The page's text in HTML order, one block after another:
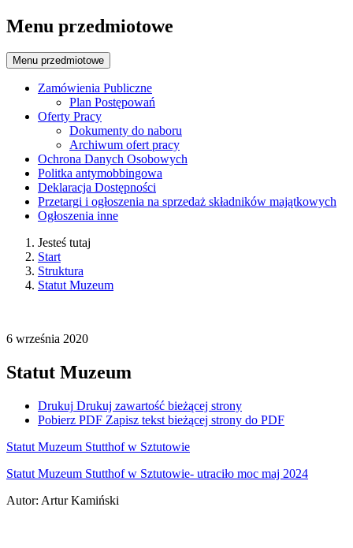
Menu przedmiotowe
Menu przedmiotowe
Zamówienia Publiczne
Plan Postępowań
Oferty Pracy
Dokumenty do naboru
Archiwum ofert pracy
Ochrona Danych Osobowych
Politka antymobbingowa
Deklaracja Dostępności
Przetargi i ogłoszenia na sprzedaż składników majątkowych
Ogłoszenia inne
Jesteś tutaj
Start
Struktura
Statut Muzeum
6 września 2020
Statut Muzeum
Drukuj Drukuj zawartość bieżącej strony
Pobierz PDF Zapisz tekst bieżącej strony do PDF
Statut Muzeum Stutthof w Sztutowie
Statut Muzeum Stutthof w Sztutowie- utraciło moc maj 2024
Autor: Artur Kamiński